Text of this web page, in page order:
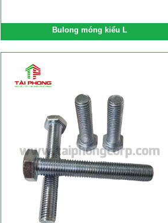
Bulong móng kiểu L